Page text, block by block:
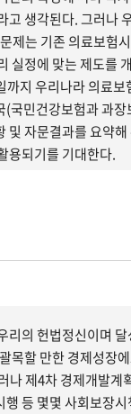
에는 미흡하고 많은 문제점을 야기시킬 것으로
제는 기존 의료보험
에 맞는 제도를 개발함으로
까지 우리나라 의료
(국민건강보험과 과
및 자문결과를 요약
용되기를 기대한다.
리의 헌법정신이며
목할 만한 경제성장
나 제4차 경제개발
사회보장시책이 확대 시행되기